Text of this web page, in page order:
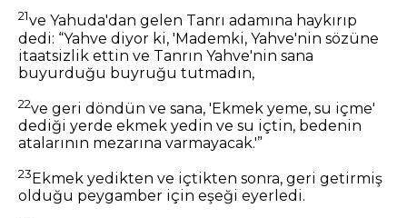
21ve Yahuda'dan gelen Tanrı adamına haykırıp
dedi: “Yahve diyor ki, 'Mademki, Yahve'nin sözüne
itaatsizlik ettin ve Tanrın Yahve'nin sana
buyurduğu buyruğu tutmadın,
22ve geri döndün ve sana, 'Ekmek yeme, su içme'
dediği yerde ekmek yedin ve su içtin, bedenin
atalarının mezarına varmayacak.'”
23 Ekmek yedikten ve içtikten sonra, geri getirmiş
olduğu peygamber için eşeği eyerledi.